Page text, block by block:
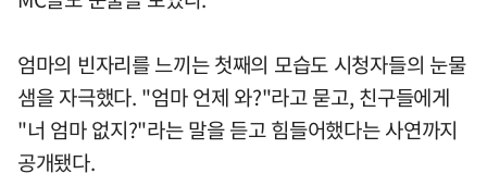
엄마의 빈자리를 느끼는 첫째의 모습도 시청자들의 눈물
샘을 자극했다. "엄마 언제 와?"라고 묻고, 친구들에게
"너 엄마 없지?"라는 말을 듣고 힘들어했다는 사연까지
공개됐다.